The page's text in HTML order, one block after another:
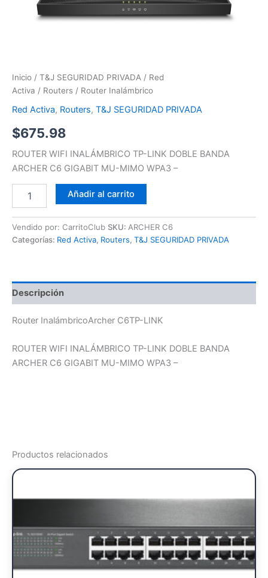
Inicio / T&J SEGURIDAD PRIVADA / Red
Activa / Routers / Router Inalámbrico
Red Activa, Routers, T&J SEGURIDAD PRIVADA
$675.98
ROUTER WIFI INALÁMBRICO TP-LINK DOBLE BANDA
ARCHER C6 GIGABIT MU-MIMO WPA3 –
Añadir al carrito
Vendido por: CarritoClub SKU: ARCHER C6
Categorías: Red Activa, Routers, T&J SEGURIDAD PRIVADA
Descripción
Router InalámbricoArcher C6TP-LINK
ROUTER WIFI INALÁMBRICO TP-LINK DOBLE BANDA
ARCHER C6 GIGABIT MU-MIMO WPA3 –
Productos relacionados